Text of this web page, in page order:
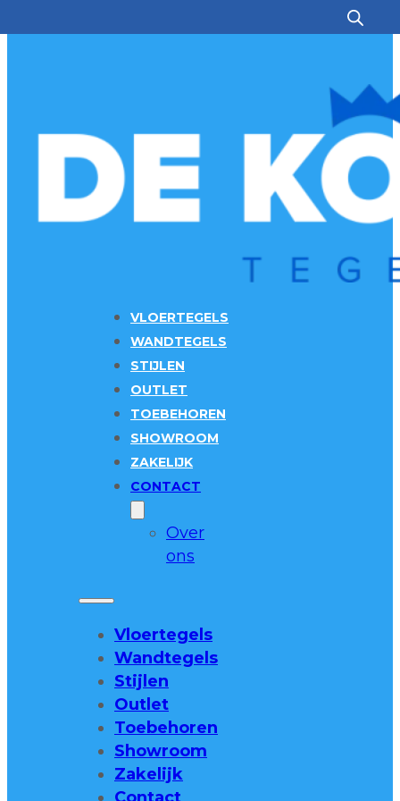
VLOERTEGELS
WANDTEGELS
STIJLEN
OUTLET
TOEBEHOREN
SHOWROOM
ZAKELIJK
CONTACT
Over
ons
Vloertegels
Wandtegels
Stijlen
Outlet
Toebehoren
Showroom
Zakelijk